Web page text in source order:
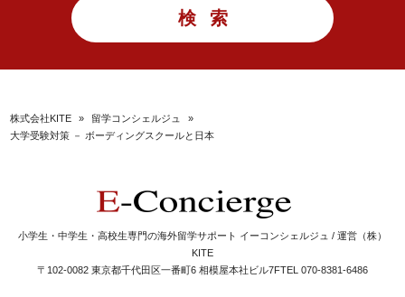
株式会社KITE » 留学コンシェルジュ
»
大学受験対策 － ボーディングスクールと日本
小学生・中学生・高校生専門の海外留学サポート イーコンシェルジュ / 運営（株）
KITE
〒102-0082 東京都千代田区一番町6 相模屋本社ビル7FTEL 070-8381-6486